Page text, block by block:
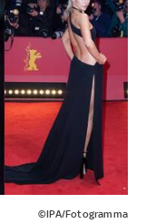
©IPA/Fotogramma